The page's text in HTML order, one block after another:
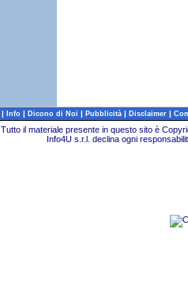
| Info | Dicono di Noi | Pubblicità | Disclaimer |
Tutto il materiale presente in questo sito è
Info4U s.r.l. declina ogni